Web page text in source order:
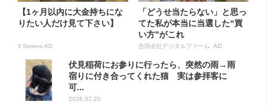
【1ヶ月以内に大金持ちにな
りたい人だけ見て下さい】
Il Sereno AD
「どうせ当たらない」と思っ
てた私が本当に当選した“買
い方”がこれ
合同会社デジタルファーム AD
伏見稲荷にお参りに行ったら、突然の雨→雨
宿りに付き合ってくれた猫 実は参拝客に
可...
2026.07.20